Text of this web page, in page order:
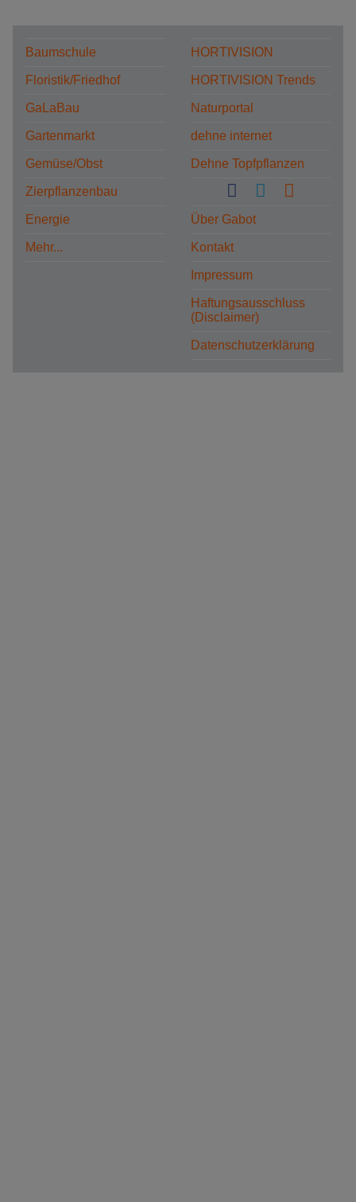
Baumschule
Floristik/Friedhof
GaLaBau
Gartenmarkt
Gemüse/Obst
Zierpflanzenbau
Energie
Mehr...
HORTIVISION
HORTIVISION Trends
Naturportal
dehne internet
Dehne Topfpflanzen
Über Gabot
Kontakt
Impressum
Haftungsausschluss
(Disclaimer)
Datenschutzerklärung